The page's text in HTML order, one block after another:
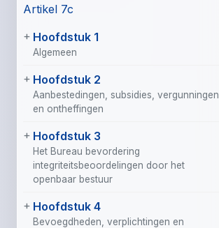
Artikel 7c
Hoofdstuk 1
Algemeen
Hoofdstuk 2
Aanbestedingen, subsidies, vergunningen
en ontheffingen
Hoofdstuk 3
Het Bureau bevordering
integriteitsbeoordelingen door het
openbaar bestuur
Hoofdstuk 4
Bevoegdheden, verplichtingen en